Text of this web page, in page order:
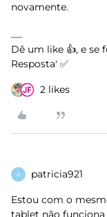
novamente.
Dê um like 👍, e se
Resposta' ✅
2 likes
P patricia921
Estou com o
tablet não funciona